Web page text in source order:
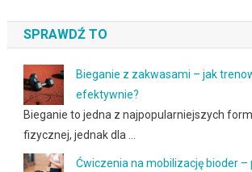
SPRAWDŹ TO
Bieganie z zakwasami – jak
efektywnie?
Bieganie to jedna z najpopularniejszych
fizycznej, jednak dla …
Ćwiczenia na mobilizację bioder –